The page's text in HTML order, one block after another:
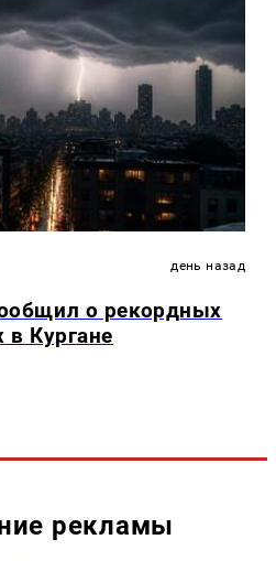
день назад
о рекордных
в Кургане
рекламы